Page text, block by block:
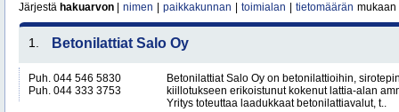
Järjestä hakuarvon nimen paikkakunnan toimialan tietomäärän mukaan
1. Betonilattiat Salo Oy
Puh. 044 546 5830
Puh. 044 333 3753
Betonilattiat Salo Oy on betonilattioihin,
kiillotukseen erikoistunut kokenut lattia-alan
Yritys toteuttaa laadukkaat betonilattiavalut, t..